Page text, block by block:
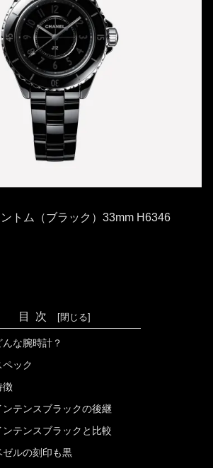
トム（ブラック）33mm H6346
目次
んな腕時計？
ペック
徴
ンテンスブラックの後継
ンテンスブラックと比較
ゼルの刻印も黒